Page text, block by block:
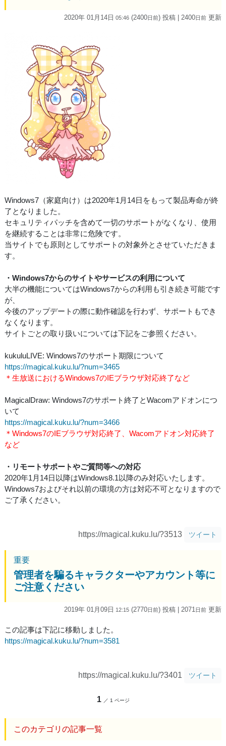
2020年 01月14日 05:46 (2400日前) 投稿 | 2400日前 更新
Windows7（家庭向け）は2020年1月14日をもって製品寿命が終
了となりました。
セキュリティパッチを含めて一切のサポートがなくなり、使用
を継続することは非常に危険です。
当サイトでも原則としてサポートの対象外とさせていただきま
す。
・Windows7からのサイトやサービスの利用について
大半の機能についてはWindows7からの利用も引き続き可能です
が、
今後のアップデートの際に動作確認を行わず、サポートもでき
なくなります。
サイトごとの取り扱いについては下記をご参照ください。
kukuluLIVE: Windows7のサポート期限について
https://magical.kuku.lu/?num=3465
＊生放送におけるWindows7のIEブラウザ対応終了など
MagicalDraw: Windows7のサポート終了とWacomアドオンにつ
いて
https://magical.kuku.lu/?num=3466
＊Windows7のIEブラウザ対応終了、Wacomアドオン対応終了
など
・リモートサポートやご質問等への対応
2020年1月14日以降はWindows8.1以降のみ対応いたします。
Windows7およびそれ以前の環境の方は対応不可となりますので
ご了承ください。
https://magical.kuku.lu/?3513 ツイート
重要
管理者を騙るキャラクターやアカウント等に
ご注意ください
2019年 01月09日 12:15 (2770日前) 投稿 | 2071 日前 更新
この記事は下記に移動しました。
https://magical.kuku.lu/?num=3581
https://magical.kuku.lu/?3401 ツイート
1 ／ 1 ページ
このカテゴリの記事一覧